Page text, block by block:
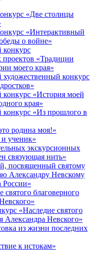
«Две столицы
«Интерактивный
о войне»
проектов «Традиции
моего края»
конкурс
«История моей
края»
«Из прошлого в
родина моя!»
ученик»
экскурсионных
связующая нить»
посвященный святому
Александру Невскому
России»
святого благоверного
«Наследие святого
Александра Невского»
из жизни последних
к истокам»